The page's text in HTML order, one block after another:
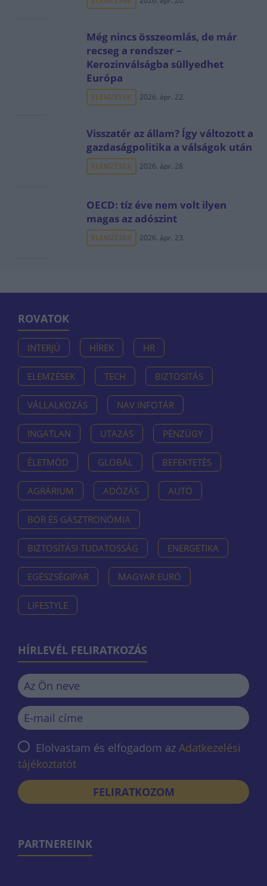
Még nincs összeomlás, de már
recseg a rendszer –
Kerozinválságba süllyedhet
Európa
ELEMZÉSEK 2026. ápr. 22.
Visszatér az állam? Így változott a
gazdaságpolitika a válságok után
ELEMZÉSEK 2026. ápr. 28.
OECD: tíz éve nem volt ilyen
magas az adószint
ELEMZÉSEK 2026. ápr. 23.
ROVATOK
INTERJÚ HÍREK HR
ELEMZÉSEK TECH BIZTOSÍTÁS
VÁLLALKOZÁS NAV INFOTÁR
INGATLAN UTAZÁS PÉNZÜGY
ÉLETMÓD GLOBÁL BEFEKTETÉS
AGRÁRIUM ADÓZÁS AUTÓ
BOR ÉS GASZTRONÓMIA
BIZTOSÍTÁSI TUDATOSSÁG ENERGETIKA
EGÉSZSÉGIPAR MAGYAR EURÓ
LIFESTYLE
HÍRLEVÉL FELIRATKOZÁS
Elolvastam és elfogadom az Adatkezelési
tájékoztatót
FELIRATKOZOM
PARTNEREINK